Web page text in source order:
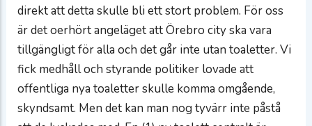
direkt att detta skulle bli ett stort problem. För oss
är det oerhört angeläget att Örebro city ska vara
tillgängligt för alla och det går inte utan toaletter. Vi
fick medhåll och styrande politiker lovade att
offentliga nya toaletter skulle komma omgående,
skyndsamt. Men det kan man nog tyvärr inte påstå